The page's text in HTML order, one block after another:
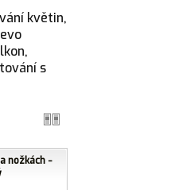
květin,
s
nožkách -